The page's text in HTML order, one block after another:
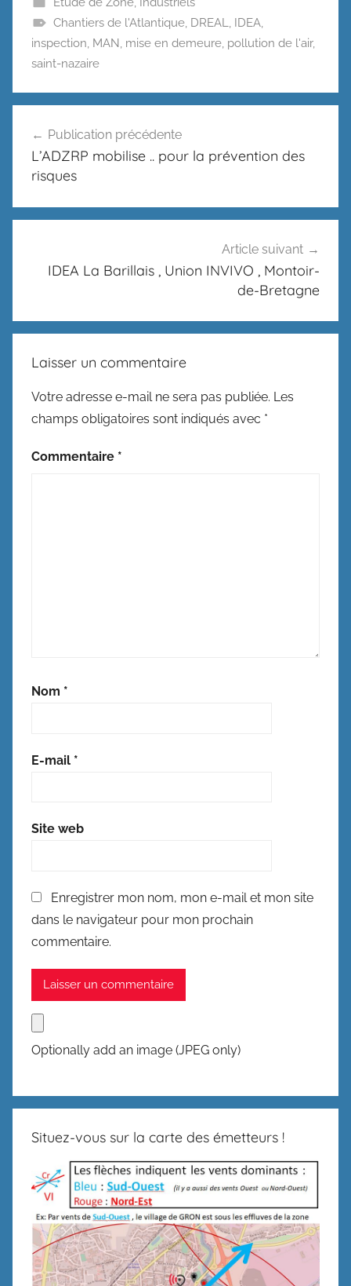
Chantiers de l'Atlantique, DREAL, IDEA,
inspection, MAN, mise en demeure, pollution de l'air,
saint-nazaire
de
l’article
Publication précédente
L’ADZRP mobilise .. pour la prévention des
risques
Article suivant
IDEA La Barillais , Union INVIVO , Montoir-
de-Bretagne
Laisser un commentaire
Votre adresse e-mail ne sera pas publiée. Les
champs obligatoires sont indiqués avec *
Commentaire *
Nom *
E-mail *
Site web
Enregistrer mon nom, mon e-mail et mon site
dans le navigateur pour mon prochain
commentaire.
Optionally add an image (JPEG only)
Situez-vous sur la carte des émetteurs !